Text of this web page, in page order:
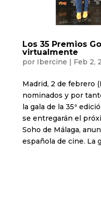
Los 35 Premios
virtualmente
por Ibercine Feb 2,
Madrid, 2 de febrero
nominados y por
la gala de la 35ª
se entregarán el
Soho de Málaga,
española de cine. La